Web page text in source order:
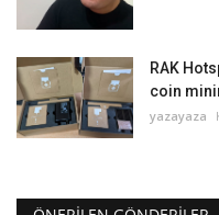
RAK
coin
yazayaza